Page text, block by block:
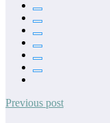
Previous post